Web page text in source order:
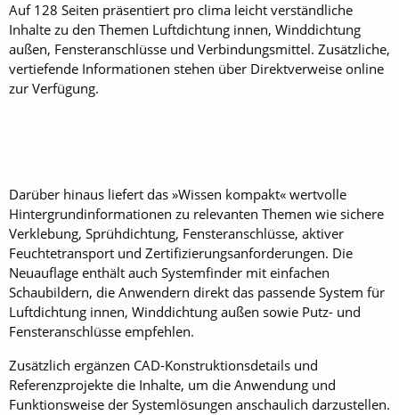
Auf 128 Seiten präsentiert pro clima leicht verständliche
Inhalte zu den Themen Luftdichtung innen, Winddichtung
außen, Fensteranschlüsse und Verbindungsmittel. Zusätzliche,
vertiefende Informationen stehen über Direktverweise online
zur Verfügung.
Darüber hinaus liefert das »Wissen kompakt« wertvolle
Hintergrundinformationen zu relevanten Themen wie sichere
Verklebung, Sprühdichtung, Fensteranschlüsse, aktiver
Feuchtetransport und Zertifizierungsanforderungen. Die
Neuauflage enthält auch Systemfinder mit einfachen
Schaubildern, die Anwendern direkt das passende System für
Luftdichtung innen, Winddichtung außen sowie Putz- und
Fensteranschlüsse empfehlen.
Zusätzlich ergänzen CAD-Konstruktionsdetails und
Referenzprojekte die Inhalte, um die Anwendung und
Funktionsweise der Systemlösungen anschaulich darzustellen.